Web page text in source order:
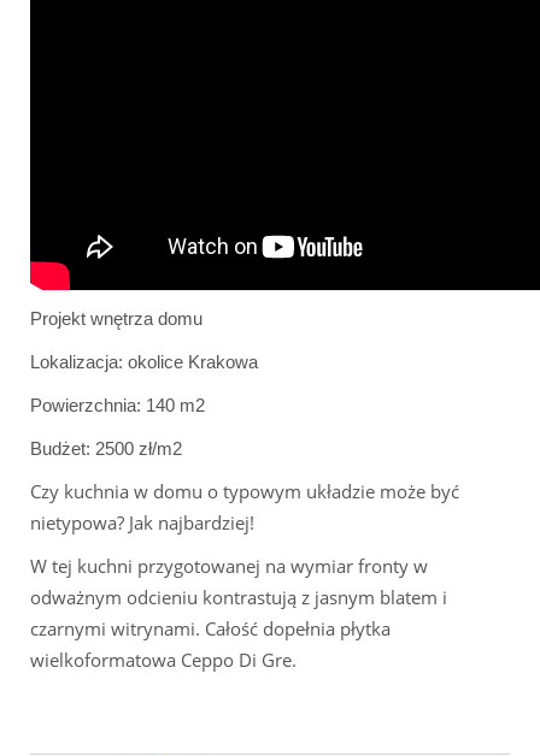
Projekt wnętrza domu
Lokalizacja: okolice Krakowa
Powierzchnia: 140 m2
Budżet: 2500 zł/m2
Czy kuchnia w domu o typowym układzie może być
nietypowa? Jak najbardziej!
W tej kuchni przygotowanej na wymiar fronty w
odważnym odcieniu kontrastują z jasnym blatem i
czarnymi witrynami. Całość dopełnia płytka
wielkoformatowa Ceppo Di Gre.